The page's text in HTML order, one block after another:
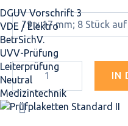
DGUV Vorschrift 3
VDE / Elektro
BetrSichV.
UVV-Prüfung
Leiterprüfung
Neutral
Medizintechnik
IN